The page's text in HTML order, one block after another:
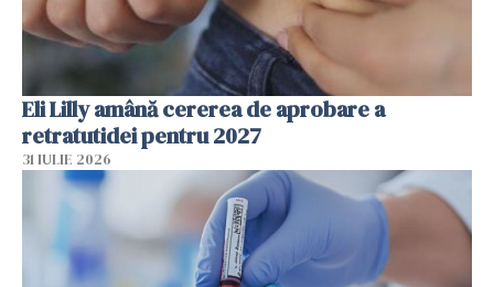
Eli Lilly amână cererea de aprobare a
retratutidei pentru 2027
31 IULIE 2026